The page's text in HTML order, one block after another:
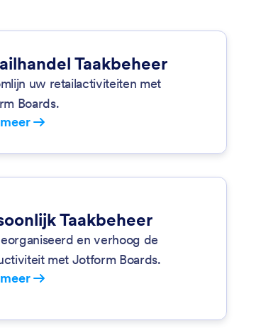
Taakbeheer
uw retailactiviteiten met
Boards.
Taakbeheer
en verhoog de
met Jotform Boards.